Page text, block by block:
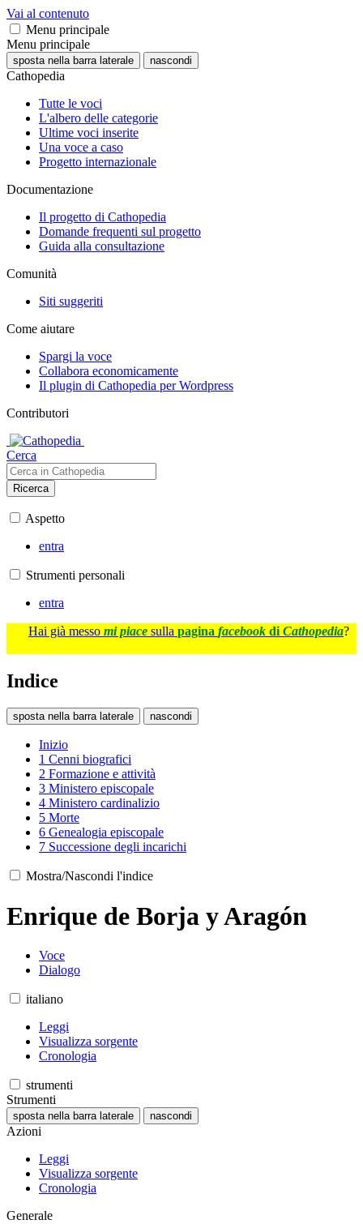
Vai al contenuto
Menu principale
Menu principale
sposta nella barra laterale nascondi
Cathopedia
Tutte le voci
L'albero delle categorie
Ultime voci inserite
Una voce a caso
Progetto internazionale
Documentazione
Il progetto di Cathopedia
Domande frequenti sul progetto
Guida alla consultazione
Comunità
Siti suggeriti
Come aiutare
Spargi la voce
Collabora economicamente
Il plugin di Cathopedia per Wordpress
Contributori
Cerca
Ricerca
Aspetto
entra
Strumenti personali
entra
Hai già messo mi piace sulla pagina facebook di Cathopedia?
Indice
sposta nella barra laterale nascondi
Inizio
1 Cenni biografici
2 Formazione e attività
3 Ministero episcopale
4 Ministero cardinalizio
5 Morte
6 Genealogia episcopale
7 Successione degli incarichi
Mostra/Nascondi l'indice
Enrique de Borja y Aragón
Voce
Dialogo
italiano
Leggi
Visualizza sorgente
Cronologia
strumenti
Strumenti
sposta nella barra laterale nascondi
Azioni
Leggi
Visualizza sorgente
Cronologia
Generale